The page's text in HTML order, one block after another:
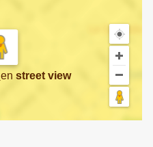
en street view